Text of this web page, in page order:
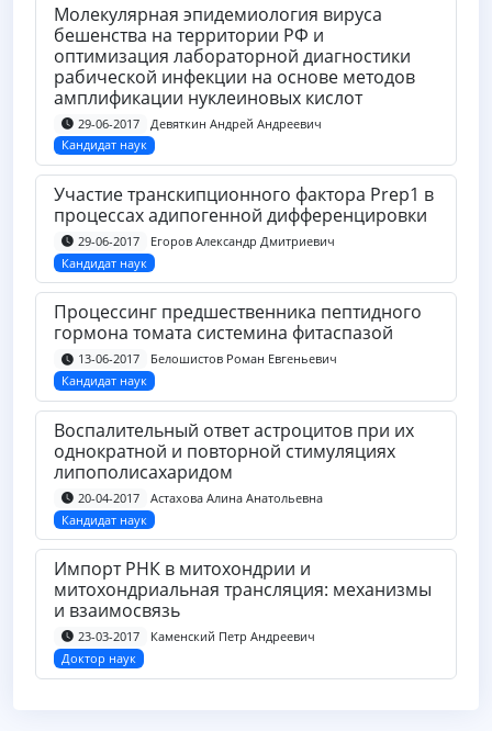
Молекулярная эпидемиология вируса
бешенства на территории РФ и
оптимизация лабораторной диагностики
рабической инфекции на основе методов
амплификации нуклеиновых кислот
29-06-2017
Девяткин Андрей Андреевич
Кандидат наук
Участие транскипционного фактора Prep1 в
процессах адипогенной дифференцировки
29-06-2017
Егоров Александр Дмитриевич
Кандидат наук
Процессинг предшественника пептидного
гормона томата системина фитаспазой
13-06-2017
Белошистов Роман Евгеньевич
Кандидат наук
Воспалительный ответ астроцитов при их
однократной и повторной стимуляциях
липополисахаридом
20-04-2017
Астахова Алина Анатольевна
Кандидат наук
Импорт РНК в митохондрии и
митохондриальная трансляция: механизмы
и взаимосвязь
23-03-2017
Каменский Петр Андреевич
Доктор наук